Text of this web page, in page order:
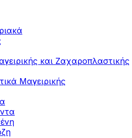
και Ζαχαροπλαστικής
Μαγειρικής